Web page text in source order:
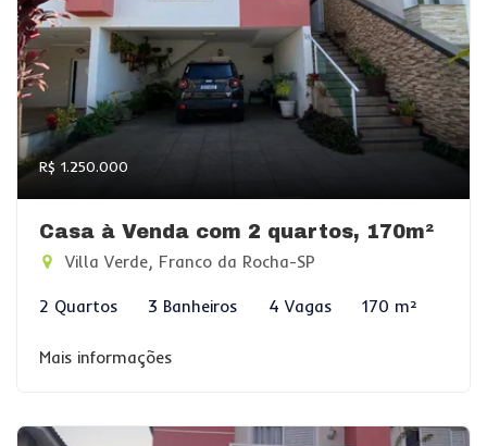
R$ 1.250.000
Casa à Venda com 2 quartos, 170m²
Villa Verde, Franco da Rocha-SP
2 Quartos 3 Banheiros 4 Vagas 170 m²
Mais informações